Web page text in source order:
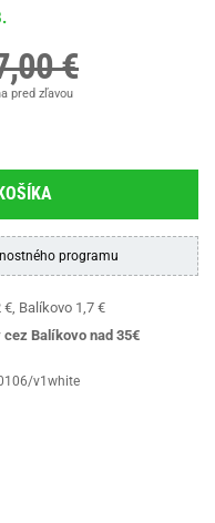
€
pred zľavou
programu
€, Balíkovo 1,7 €
Balíkovo nad 35€
v1white